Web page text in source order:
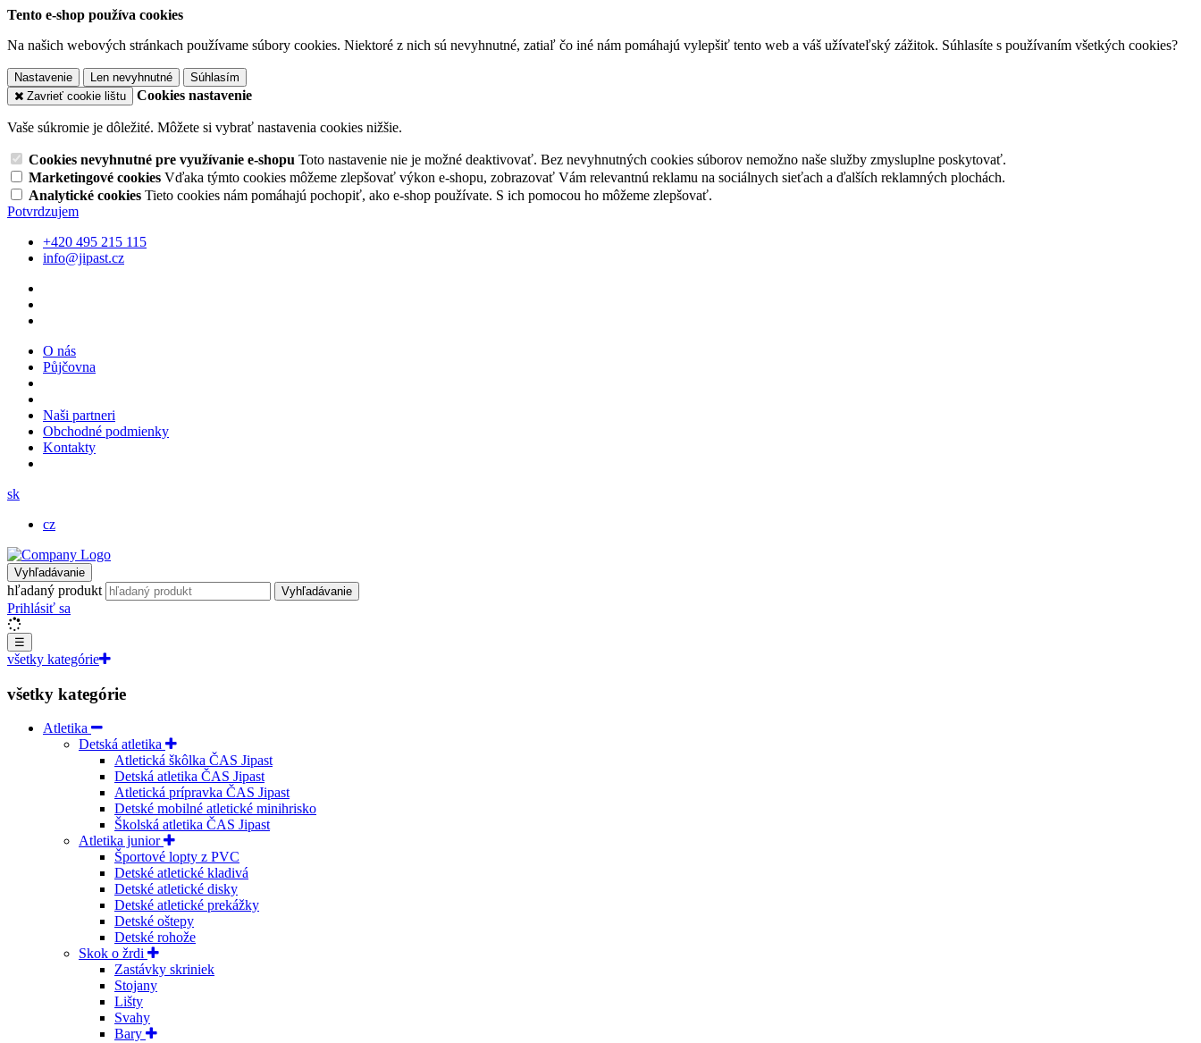
Tento e-shop používa cookies
Na našich webových stránkach používame súbory cookies. Niektoré z nich sú nevyhnutné, zatiaľ čo iné nám pomáhajú vylepšiť tento web a váš užívateľský zážitok. Súhlasíte s používaním všetkých cookies?
Nastavenie Len nevyhnutné
Súhlasím
Zavrieť cookie lištu
Cookies nastavenie
Vaše súkromie je dôležité. Môžete si vybrať nastavenia cookies nižšie.
Cookies nevyhnutné pre využívanie e-shopu Toto nastavenie nie je možné deaktivovať. Bez nevyhnutných cookies súborov nemožno naše služby zmysluplne poskytovať.
Marketingové cookies Vďaka týmto cookies môžeme zlepšovať výkon e-shopu, zobrazovať Vám relevantnú reklamu na sociálnych sieťach a ďalších reklamných plochách.
Analytické cookies Tieto cookies nám pomáhajú pochopiť, ako e-shop používate. S ich pomocou ho môžeme zlepšovať.
Potvrdzujem
+420 495 215 115
info@jipast.cz
O nás
Půjčovna
Naši partneri
Obchodné podmienky
Kontakty
sk
cz
Vyhľadávanie
hľadaný produkt Vyhľadávanie
Prihlásiť sa
☰
všetky kategórie
všetky kategórie
Atletika
Detská atletika
Atletická škôlka ČAS Jipast
Detská atletika ČAS Jipast
Atletická prípravka ČAS Jipast
Detské mobilné atletické minihrisko
Školská atletika ČAS Jipast
Atletika junior
Športové lopty z PVC
Detské atletické kladivá
Detské atletické disky
Detské atletické prekážky
Detské oštepy
Detské rohože
Skok o žrdi
Zastávky skriniek
Stojany
Lišty
Svahy
Bary